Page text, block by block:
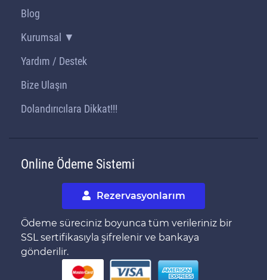
Blog
Kurumsal ▼
Yardım / Destek
Bize Ulaşın
Dolandırıcılara Dikkat!!!
Online Ödeme Sistemi
Rezervasyonlarım
Ödeme süreciniz boyunca tüm verileriniz bir
SSL sertifikasıyla şifrelenir ve bankaya
gönderilir.